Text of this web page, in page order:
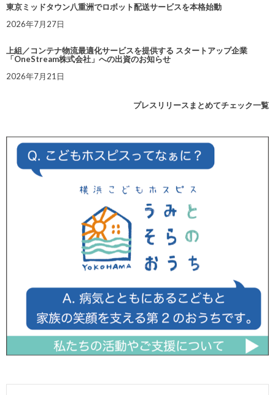
東京ミッドタウン八重洲でロボット配送サービスを本格始動
2026年7月27日
上組／コンテナ物流最適化サービスを提供する スタートアップ企業
「OneStream株式会社」への出資のお知らせ
2026年7月21日
プレスリリースまとめてチェック一覧